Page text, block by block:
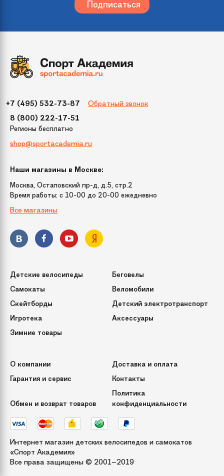
+7 (495) 532-73-87 Обратный звонок
8 (800) 222-17-51
Регионы бесплатно
shop@sportacademia.ru
Наши магазины в Москве:
Москва, Остаповский пр-д, д.5, стр.2
Время работы: c 10-00 до 20-00 ежедневно
Все магазины
Детские велосипеды
Беговелы
Самокаты
Веломобили
Скейтборды
Детский электротранспорт
Игротека
Аксессуары
Зимние товары
О компании
Доставка и оплата
Гарантия и сервис
Контакты
Обмен и возврат товаров
Политика
конфиденциальности
Интернет магазин детских велосипедов и самокатов
«Спорт Академия»
Все права защищены © 2001–2019